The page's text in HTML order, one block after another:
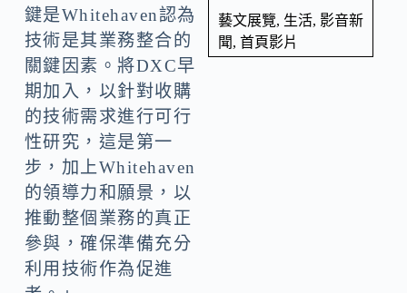
鍵是Whitehaven認為
技術是其業務整合的
關鍵因素。將DXC早
期加入，以針對收購
的技術需求進行可行
性研究，這是第一
步，加上Whitehaven
的領導力和願景，以
推動整個業務的真正
參與，確保準備充分
利用技術作為促進
藝文展覽, 生活, 影音新
聞, 首頁影片